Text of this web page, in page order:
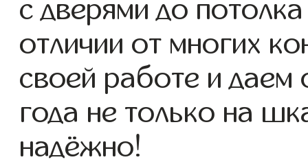
с дверями до
отличии от многих
своей работе и
года не только на
надёжно!